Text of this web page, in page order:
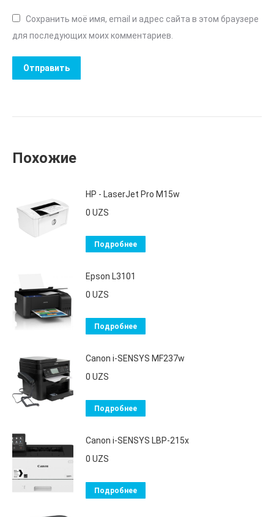
Сохранить моё имя, email и адрес сайта в этом браузере
для последующих моих комментариев.
Похожие
HP - LaserJet Pro M15w
0 UZS
Подробнее
Epson L3101
0 UZS
Подробнее
Canon i-SENSYS MF237w
0 UZS
Подробнее
Canon i-SENSYS LBP-215x
0 UZS
Подробнее